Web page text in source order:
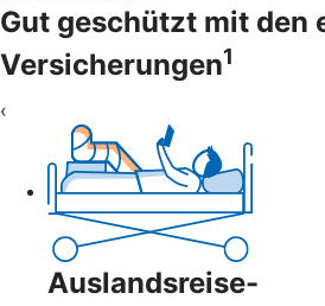
Gut geschützt mit den
Versicherungen1
‹
Auslandsreise-